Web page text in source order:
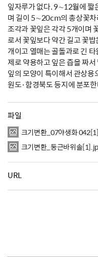
잎자루가 없다. 9∼12월에 짧
며 길이 5∼20cm의 총상꽃차
조각과 꽃잎은 각각 5개이며
로서 꽃잎보다 약간 길고 꽃
개이고 열매는 골돌과로 긴
제로 약용하고 잎은 즙을 짜
잎의 모양이 특이해서 관상
원도·함경북도 등지에 분포
파일
크기변환_07야생화
크기변환_둥근바위솔
URL